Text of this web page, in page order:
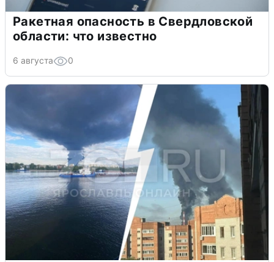
Ракетная опасность в Свердловской
области: что известно
6 августа 0